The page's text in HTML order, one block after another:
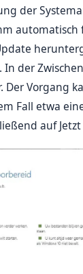
der
automatisch
der
Der Vorgang
Fall etwa
auf